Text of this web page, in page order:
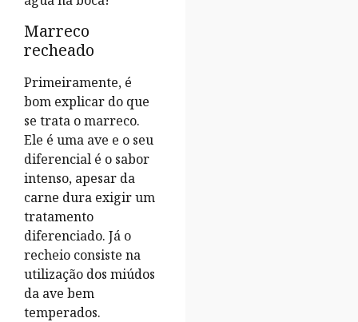
Marreco
recheado
Primeiramente, é
bom explicar do que
se trata o marreco.
Ele é uma ave e o seu
diferencial é o sabor
intenso, apesar da
carne dura exigir um
tratamento
diferenciado. Já o
recheio consiste na
utilização dos miúdos
da ave bem
temperados.